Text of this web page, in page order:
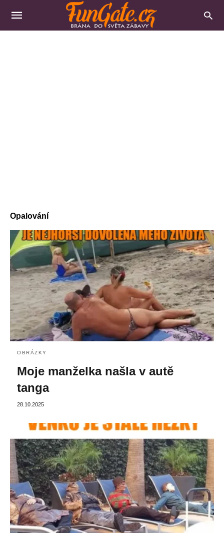
Opalování
OBRÁZKY
Moje manželka našla v autě
tanga
28.10.2025